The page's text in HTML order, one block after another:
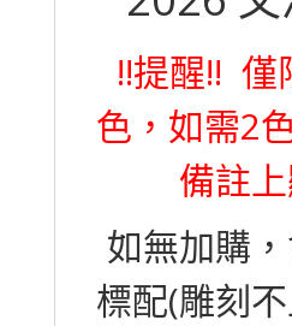
!!提醒!! 僅
色，如需2
備註
如無加購
標配(雕刻